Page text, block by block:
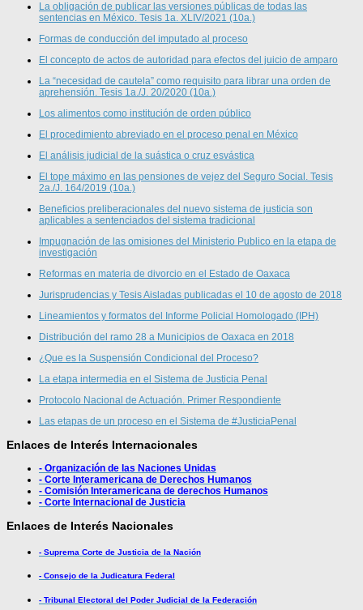
La obligación de publicar las versiones públicas de todas las
sentencias en México. Tesis 1a. XLIV/2021 (10a.)
Formas de conducción del imputado al proceso
El concepto de actos de autoridad para efectos del juicio de amparo
La “necesidad de cautela” como requisito para librar una orden de
aprehensión. Tesis 1a./J. 20/2020 (10a.)
Los alimentos como institución de orden público
El procedimiento abreviado en el proceso penal en México
El análisis judicial de la suástica o cruz esvástica
El tope máximo en las pensiones de vejez del Seguro Social. Tesis
2a./J. 164/2019 (10a.)
Beneficios preliberacionales del nuevo sistema de justicia son
aplicables a sentenciados del sistema tradicional
Impugnación de las omisiones del Ministerio Publico en la etapa de
investigación
Reformas en materia de divorcio en el Estado de Oaxaca
Jurisprudencias y Tesis Aisladas publicadas el 10 de agosto de 2018
Lineamientos y formatos del Informe Policial Homologado (IPH)
Distribución del ramo 28 a Municipios de Oaxaca en 2018
¿Que es la Suspensión Condicional del Proceso?
La etapa intermedia en el Sistema de Justicia Penal
Protocolo Nacional de Actuación. Primer Respondiente
Las etapas de un proceso en el Sistema de #JusticiaPenal
Enlaces de Interés Internacionales
- Organización de las Naciones Unidas
- Corte Interamericana de Derechos Humanos
- Comisión Interamericana de derechos Humanos
- Corte Internacional de Justicia
Enlaces de Interés Nacionales
- Suprema Corte de Justicia de la Nación
- Consejo de la Judicatura Federal
- Tribunal Electoral del Poder Judicial de la Federación